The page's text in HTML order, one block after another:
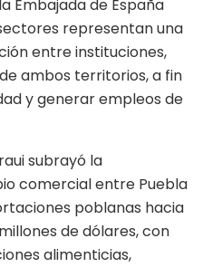
Embajada de España
representan una
entre instituciones,
ambos territorios, a fin
y generar empleos de
subrayó la
comercial entre Puebla
poblanas hacia
de dólares, con
alimenticias,